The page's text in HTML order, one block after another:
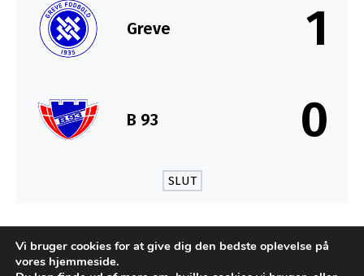
Greve 1
B 93 0
SLUT
MÅL
Vi bruger cookies for at give dig den bedste oplevelse på
vores hjemmeside.